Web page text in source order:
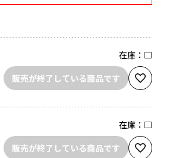
在庫： □
販売が終了している商品です
在庫： □
販売が終了している商品です